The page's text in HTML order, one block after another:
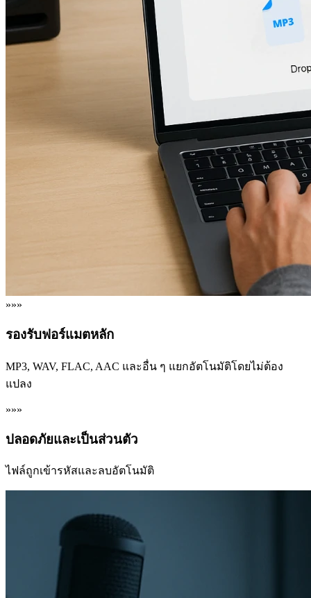
»»»
รองรับฟอร์แมตหลัก
MP3, WAV, FLAC, AAC และอื่น ๆ แยกอัตโนมัติโดยไม่ต้อง
แปลง
»»»
ปลอดภัยและเป็นส่วนตัว
ไฟล์ถูกเข้ารหัสและลบอัตโนมัติ